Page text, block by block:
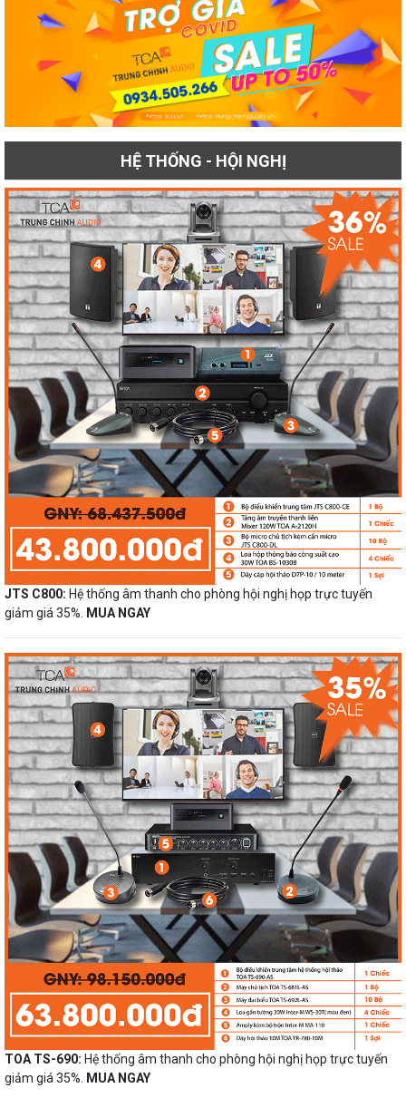
HỆ THỐNG - HỘI NGHỊ
JTS C800: Hệ thống âm thanh cho phòng hội nghị họp trực tuyến
giảm giá 35%.
MUA NGAY
TOA TS-690: Hệ thống âm thanh cho phòng hội nghị họp trực tuyến
giảm giá 35%.
MUA NGAY